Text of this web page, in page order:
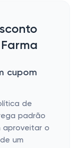
cupom
de
padrão
aproveitar o
um